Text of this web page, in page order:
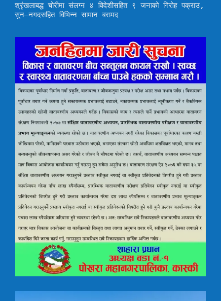
श्रृंखलाबद्ध चोरीमा संलग्न ४ विदेशीसहित ९ जनाको गिरोह पक्राउ,
सुन–नगदसहित विभिन्न सामान बरामद